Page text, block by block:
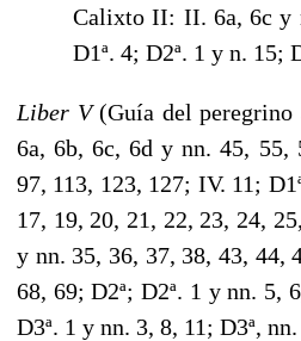
Calixto II: II. 6a, 6c y
D1ª. 4; D2ª. 1 y n. 15;
Liber V(Guía del
6a, 6b, 6c, 6d y nn. 45, 55,
97, 113, 123, 127; IV. 11;
17, 19, 20, 21, 22, 23, 24,
y nn. 35, 36, 37, 38, 43, 44,
68, 69; D2ª; D2ª. 1 y nn. 5,
D3ª. 1 y nn. 3, 8, 11; D3ª,